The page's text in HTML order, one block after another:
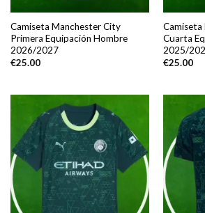
Camiseta Manchester City
Primera Equipación Hombre
2026/2027
€25.00
Cuarta
2025/
€25.00